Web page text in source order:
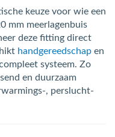
keuze voor wie een
mm meerlagenbuis
deze fitting direct
handgereedschap en
systeem. Zo
en duurzaam
, perslucht-